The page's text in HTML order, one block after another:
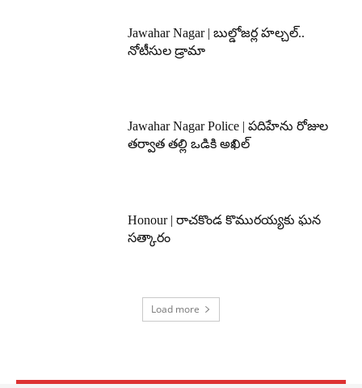
Jawahar Nagar | బుల్డోజర్ల హల్చల్..
నోటీసుల డ్రామా
Jawahar Nagar Police | పదిహేను రోజుల
తర్వాత తల్లి ఒడికి అఖిల్
Honour | రాచకొండ కొమురయ్యకు ఘన
సత్కారం
Load more